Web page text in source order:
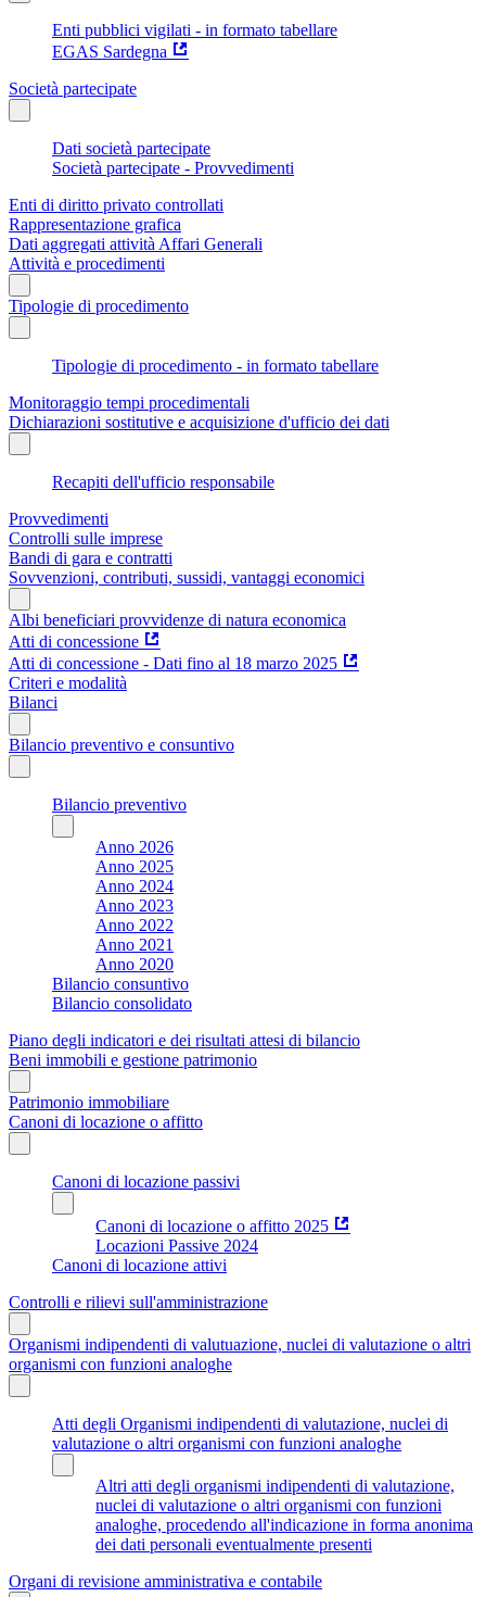
Enti pubblici vigilati - in formato tabellare
EGAS Sardegna
Società partecipate
Dati società partecipate
Società partecipate - Provvedimenti
Enti di diritto privato controllati
Rappresentazione grafica
Dati aggregati attività Affari Generali
Attività e procedimenti
Tipologie di procedimento
Tipologie di procedimento - in formato tabellare
Monitoraggio tempi procedimentali
Dichiarazioni sostitutive e acquisizione d'ufficio dei dati
Recapiti dell'ufficio responsabile
Provvedimenti
Controlli sulle imprese
Bandi di gara e contratti
Sovvenzioni, contributi, sussidi, vantaggi economici
Albi beneficiari provvidenze di natura economica
Atti di concessione
Atti di concessione - Dati fino al 18 marzo 2025
Criteri e modalità
Bilanci
Bilancio preventivo e consuntivo
Bilancio preventivo
Anno 2026
Anno 2025
Anno 2024
Anno 2023
Anno 2022
Anno 2021
Anno 2020
Bilancio consuntivo
Bilancio consolidato
Piano degli indicatori e dei risultati attesi di bilancio
Beni immobili e gestione patrimonio
Patrimonio immobiliare
Canoni di locazione o affitto
Canoni di locazione passivi
Canoni di locazione o affitto 2025
Locazioni Passive 2024
Canoni di locazione attivi
Controlli e rilievi sull'amministrazione
Organismi indipendenti di valutuazione, nuclei di valutazione o altri
organismi con funzioni analoghe
Atti degli Organismi indipendenti di valutazione, nuclei di
valutazione o altri organismi con funzioni analoghe
Altri atti degli organismi indipendenti di valutazione,
nuclei di valutazione o altri organismi con funzioni
analoghe, procedendo all'indicazione in forma anonima
dei dati personali eventualmente presenti
Organi di revisione amministrativa e contabile